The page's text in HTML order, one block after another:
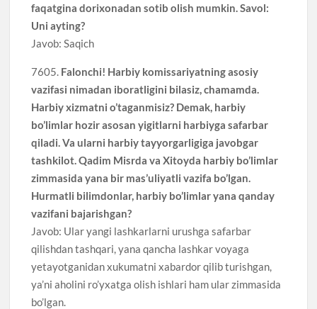
faqatgina dorixonadan sotib olish mumkin. Savol:
Uni ayting?
Javob: Saqich
7605. Falonchi! Harbiy komissariyatning asosiy
vazifasi nimadan iboratligini bilasiz, chamamda.
Harbiy xizmatni o’taganmisiz? Demak, harbiy
bo’limlar hozir asosan yigitlarni harbiyga safarbar
qiladi. Va ularni harbiy tayyorgarligiga javobgar
tashkilot. Qadim Misrda va Xitoyda harbiy bo’limlar
zimmasida yana bir mas’uliyatli vazifa bo’lgan.
Hurmatli bilimdonlar, harbiy bo’limlar yana qanday
vazifani bajarishgan?
Javob: Ular yangi lashkarlarni urushga safarbar
qilishdan tashqari, yana qancha lashkar voyaga
yetayotganidan xukumatni xabardor qilib turishgan,
ya’ni aholini ro’yxatga olish ishlari ham ular zimmasida
bo’lgan.